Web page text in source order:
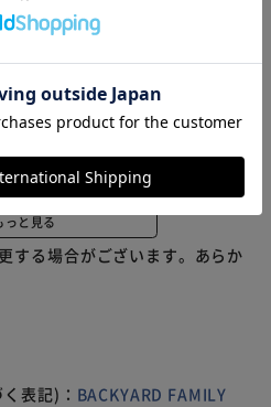
イン♪】 見ているだけで楽し
ネジリ 箸 23cm」が登場。
箸】 天然木の自然な木目と、
ッチ。年代問わず使いやすいデ
しめるのも魅力】 上部にあめ
ているから握り心地が良く、手
をキャッチして食べやすい
で小さな食材もつかみやす
のもポイント 【食洗機対応で
食洗機の使用OK。お手入れし
【お気に入りを選べるカラ
もおすすめ。
っと見る
する場合がございます。あらか
表記)： BACKYARD FAMILY